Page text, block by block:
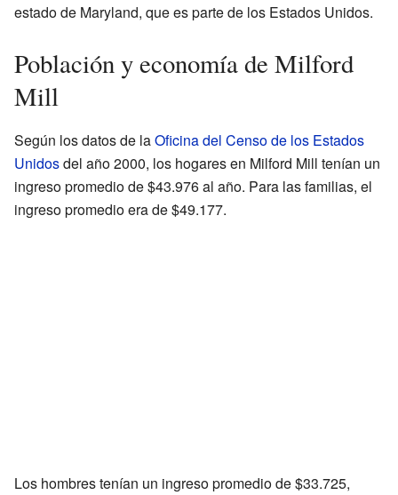
estado de Maryland, que es parte de los Estados Unidos.
Población y economía de Milford
Mill
Según los datos de laOficina del Censo de los Estados
Unidosdel año 2000, los hogares en Milford Mill tenían un
ingreso promedio de $43.976 al año. Para las familias, el
ingreso promedio era de $49.177.
Los hombres tenían un ingreso promedio de $33.725,